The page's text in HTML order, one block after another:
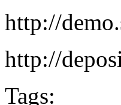
http://
http://
Tags: